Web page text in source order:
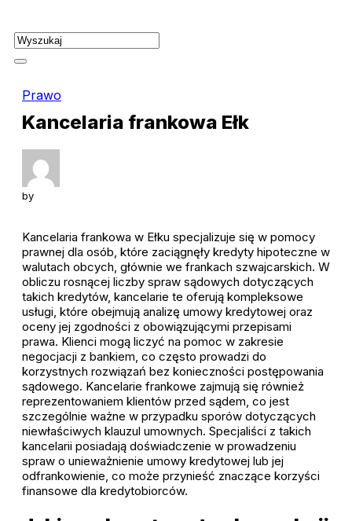
to
content
Prawo
Kancelaria frankowa Ełk
by
Kancelaria frankowa w Ełku specjalizuje się w pomocy
prawnej dla osób, które zaciągnęły kredyty hipoteczne w
walutach obcych, głównie we frankach szwajcarskich. W
obliczu rosnącej liczby spraw sądowych dotyczących
takich kredytów, kancelarie te oferują kompleksowe
usługi, które obejmują analizę umowy kredytowej oraz
oceny jej zgodności z obowiązującymi przepisami
prawa. Klienci mogą liczyć na pomoc w zakresie
negocjacji z bankiem, co często prowadzi do
korzystnych rozwiązań bez konieczności postępowania
sądowego. Kancelarie frankowe zajmują się również
reprezentowaniem klientów przed sądem, co jest
szczególnie ważne w przypadku sporów dotyczących
niewłaściwych klauzul umownych. Specjaliści z takich
kancelarii posiadają doświadczenie w prowadzeniu
spraw o unieważnienie umowy kredytowej lub jej
odfrankowienie, co może przynieść znaczące korzyści
finansowe dla kredytobiorców.